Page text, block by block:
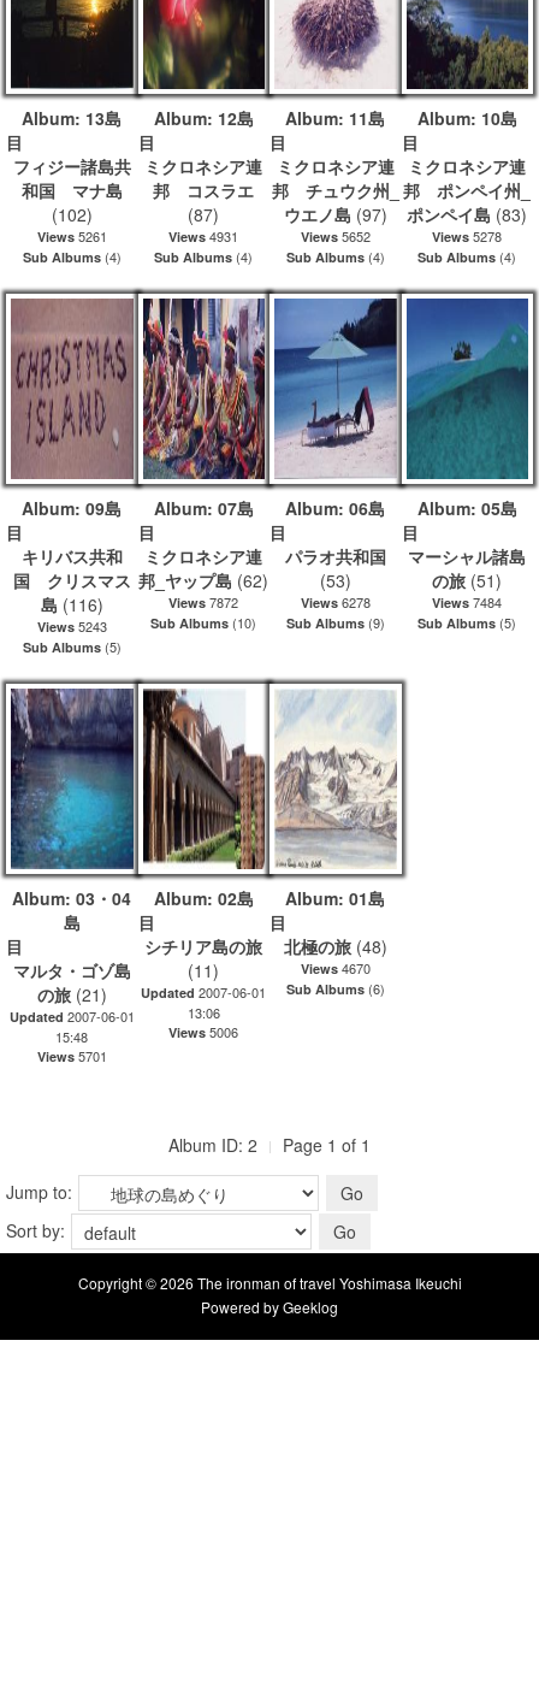
Album: 13島
目
フィジー諸島共
和国 マナ島
(102)
Views5261
Sub Albums(4)
Album: 12島
目
ミクロネシア連
邦 コスラエ
(87)
Views 4931
Sub Albums (4)
Album: 11島
目
ミクロネシア連
邦 チュウク州_
ウエノ島 (97)
Views5652
Sub Albums(4)
Album: 10島
ミクロネシア連
邦 ポンペイ州_
ポンペイ島 (83)
Views 5278
Sub Albums (4)
Album: 09島
目
キリバス共和
国 クリスマス
島 (116)
Views5243
Sub Albums(5)
Album: 07島
目
ミクロネシア連
邦_ヤップ島 (62)
Views 7872
Sub Albums (10)
Album: 06島
目
パラオ共和国
(53)
Views6278
Sub Albums(9)
Album: 05島
マーシャル諸島
の旅 (51)
Views 7484
Sub Albums (5)
Album: 03・04
島
目
マルタ・ゴゾ島
の旅(21)
Updated 2007-06-01
15:48
Views5701
Album: 02島
目
シチリア島の旅
(11)
Updated2007-06-01
13:06
Views 5006
Album: 01島
目
北極の旅(48)
Views4670
Sub Albums(6)
Album ID: 2
Page 1 of 1
Jump to:
Sort by:
Copyright © 2026 The ironman of travel Yoshimasa Ikeuchi
Powered byGeeklog